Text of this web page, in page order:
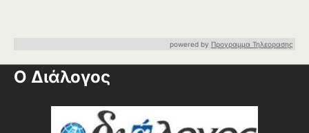
powered by Προγραμμα Τηλεορασης
Ο Διάλογος